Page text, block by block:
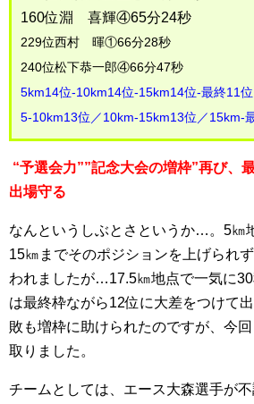
160位淵 喜輝④65分24秒
229位西村 暉①66分28秒
240位松下恭一郎④66分47秒
5km14位-10km14位-15km14位-最終11位
5-10km13位／10km-15km13位／15km-
“予選会力””記念大会の増枠”再び、
出場守る
なんというしぶとさというか…。5㎞
15㎞までそのポジションを上げられ
われましたが…17.5㎞地点で一気に
は最終枠ながら12位に大差をつけて
敗も増枠に助けられたのですが、今
取りました。
チームとしては、エース大森選手が